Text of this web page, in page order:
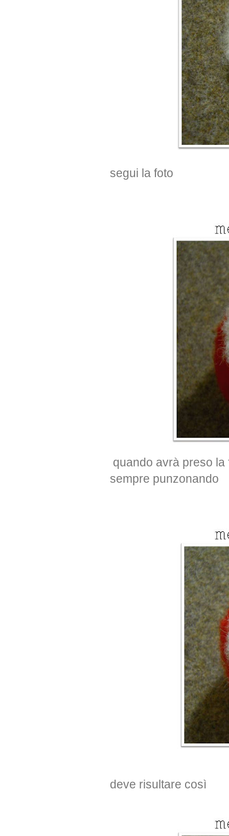
segui la foto
quando avrà preso
sempre punzonando
deve risultare così